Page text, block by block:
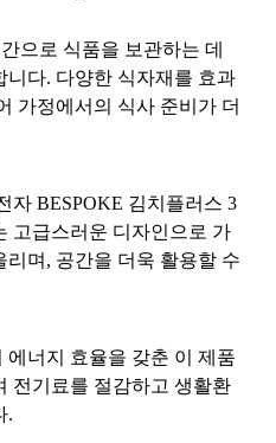
으로 식품을 보관하는 데
니다. 다양한 식자재를 효과
가정에서의 식사 준비가 더
자 BESPOKE 김치플러스 3
고급스러운 디자인으로 가
리며, 공간을 더욱 활용할 수
에너지 효율을 갖춘 이 제품
전기료를 절감하고 생활환
.